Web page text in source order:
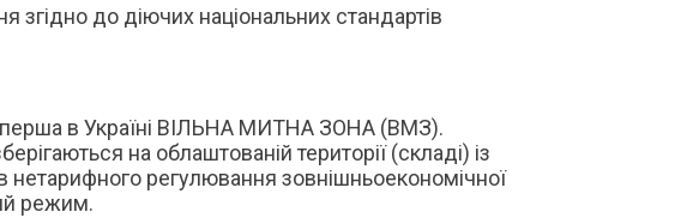
згідно до діючих національних стандартів
в Україні ВІЛЬНА МИТНА ЗОНА (ВМЗ).
на облаштованій території (складі) із
регулювання зовнішньоекономічної
режим.